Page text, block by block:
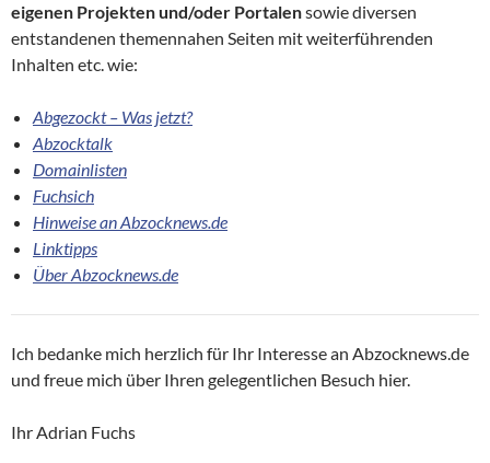
eigenen Projekten und/oder Portalensowie diversen
entstandenen themennahen Seiten mit weiterführenden
Inhalten etc. wie:
Abgezockt – Was jetzt?
Abzocktalk
Domainlisten
Fuchsich
Hinweise an Abzocknews.de
Linktipps
Über Abzocknews.de
Ich bedanke mich herzlich für Ihr Interesse an Abzocknews.de
und freue mich über Ihren gelegentlichen Besuch hier.
Ihr Adrian Fuchs